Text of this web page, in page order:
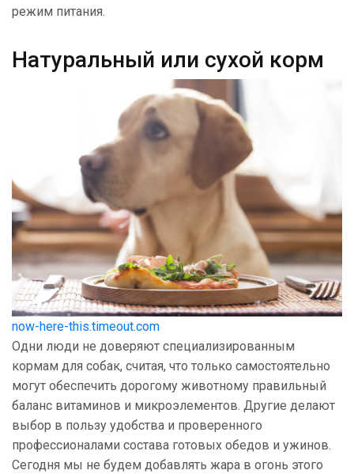
режим питания.
Натуральный или сухой корм
now-here-this.timeout.com
Одни люди не доверяют специализированным
кормам для собак, считая, что только самостоятельно
могут обеспечить дорогому животному правильный
баланс витаминов и микроэлементов. Другие делают
выбор в пользу удобства и проверенного
профессионалами состава готовых обедов и ужинов.
Сегодня мы не будем добавлять жара в огонь этого